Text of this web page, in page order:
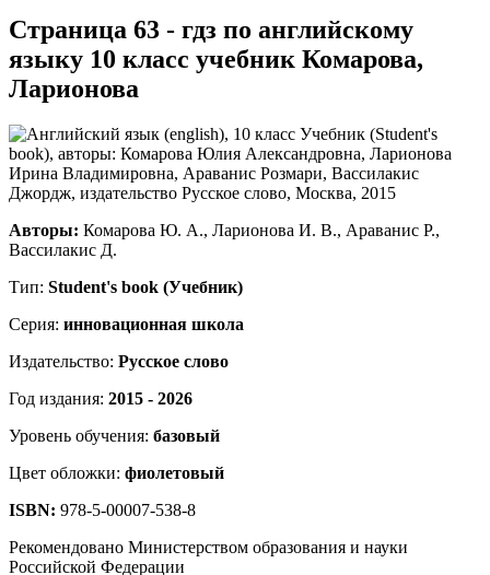
Страница 63 - гдз по английскому
языку 10 класс учебник Комарова,
Ларионова
Авторы: Комарова Ю. А., Ларионова И. В., Араванис Р.,
Вассилакис Д.
Тип: Student's book (Учебник)
Серия: инновационная школа
Издательство: Русское слово
Год издания: 2015 - 2026
Уровень обучения: базовый
Цвет обложки: фиолетовый
ISBN: 978-5-00007-538-8
Рекомендовано Министерством образования и науки
Российской Федерации